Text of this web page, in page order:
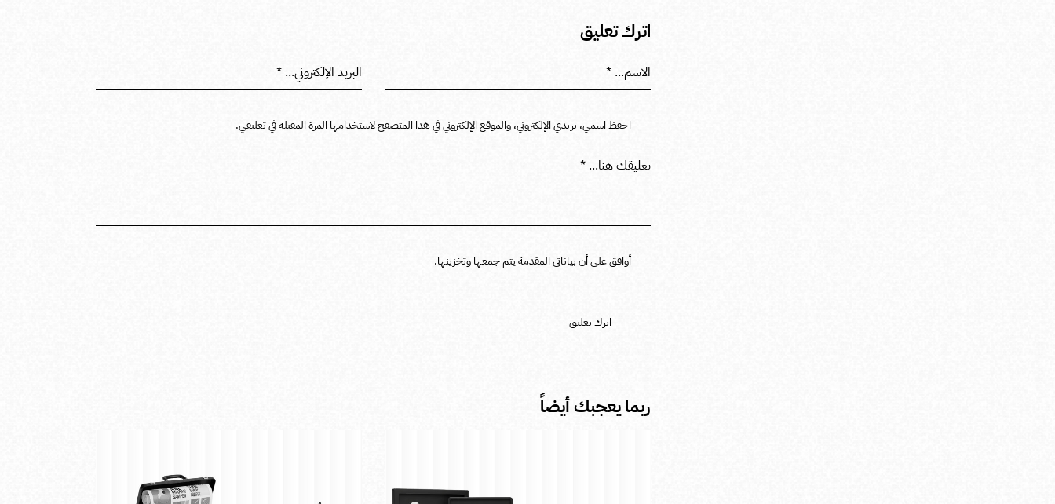
اترك تعليق
احفظ اسمي، بريدي الإلكتروني، والموقع الإلكتروني في هذا المتصفح لاستخدامها المرة المقبلة في تعليقي.
أوافق على أن بياناتي المقدمة يتم جمعها وتخزينها.
ربما يعجبك أيضاً